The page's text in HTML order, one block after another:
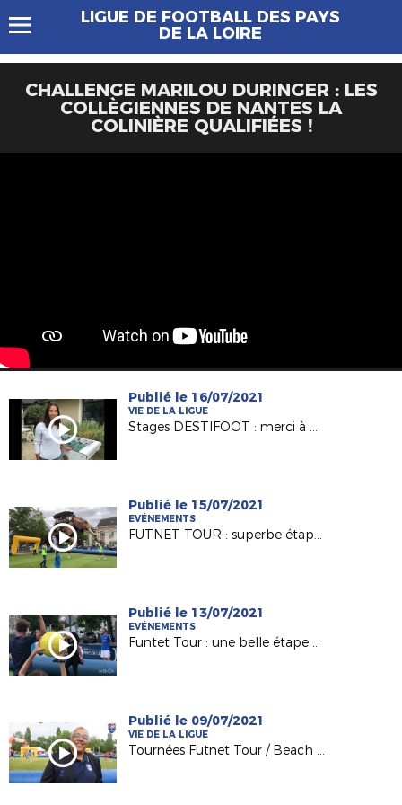
LIGUE DE FOOTBALL DES PAYS
DE LA LOIRE
CHALLENGE MARILOU DURINGER : LES
COLLÈGIENNES DE NANTES LA
COLINIÈRE QUALIFIÉES !
Publié le 16/07/2021
VIE DE LA LIGUE
Stages DESTIFOOT : merci à note marraine Clara Matéo !
Publié le 15/07/2021
EVÉNEMENTS
FUTNET TOUR : superbe étape à Nantes !
Publié le 13/07/2021
EVÉNEMENTS
Funtet Tour : une belle étape du côté de Laval !
Publié le 09/07/2021
VIE DE LA LIGUE
Tournées Futnet Tour / Beach Vert vues par le Président de la Ligue Didier ESOR